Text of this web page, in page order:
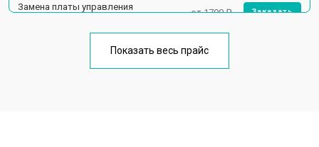
Замена платы управления
от 1700 ₽ Заказать
Ремонт/замена датчика
Замена термостата от 1700 ₽
Показать весь прайс